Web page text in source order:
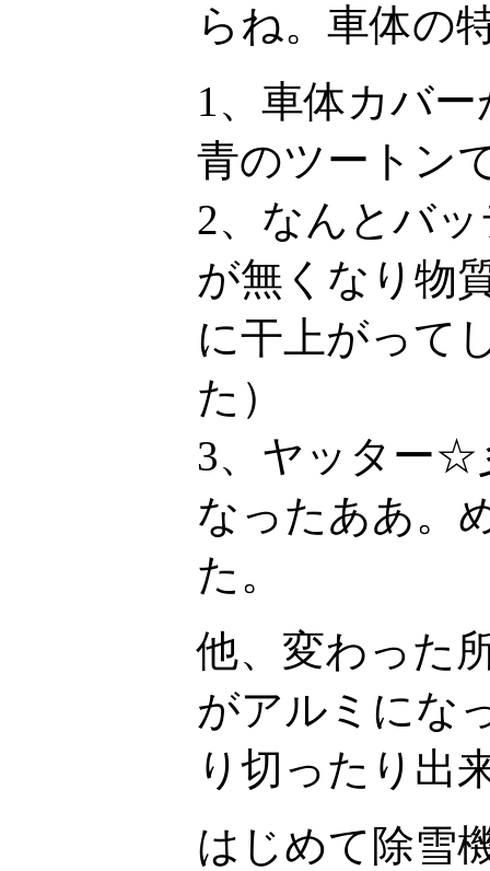
らね。車体の
1、車体カバ
青のツートン
2、なんとバ
が無くなり物
に干上がって
た）
3、ヤッター☆
なったああ。
た。
他、変わった
がアルミにな
り切ったり出
はじめて除雪